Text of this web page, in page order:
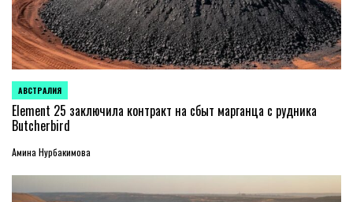
ОПУБЛИКОВАНО
В
АВСТРАЛИЯ
Element 25 заключила контракт на сбыт марганца с рудника
Butcherbird
Амина Нурбакимова